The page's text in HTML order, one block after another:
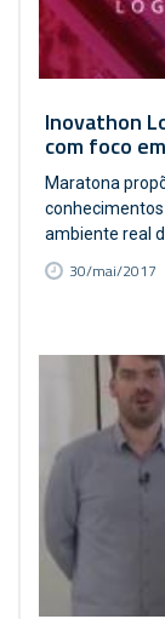
Inovathon
com foco
Maratona
ambiente real
30/mai/2017